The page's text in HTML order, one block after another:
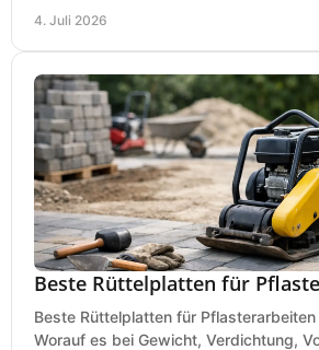
4. Juli 2026
Beste Rüttelplatten für
Beste Rüttelplatten für Pflasterarbeiten
Worauf es bei Gewicht, Verdichtung,